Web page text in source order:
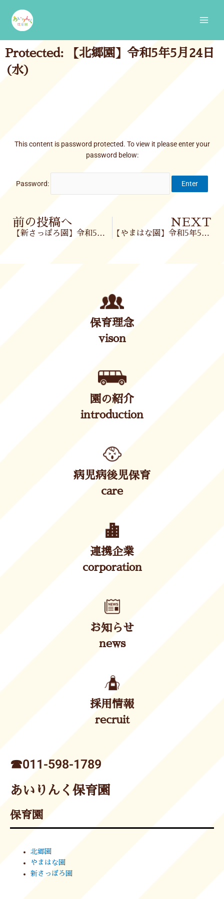
content
Protected: 【北郷園】令和5年5月24日
(水)
This content is password protected. To view it please enter your
password below:
Password:
Prev
前の投稿へ
【新さっぽろ園】令和5年5月24日(水)
NEXT
【やまはな園】令和5年5月25日(木)
保育理念
vison
園の紹介
introduction
病児病後児保育
care
連携企業
corporation
お知らせ
news
採用情報
recruit
☎︎011-598-1789
あいりんく保育園
保育園
北郷園
やまはな園
新さっぽろ園